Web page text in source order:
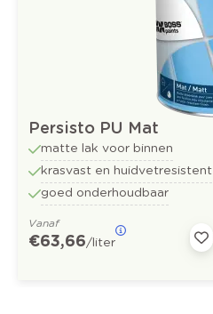
Persisto PU Mat
matte lak voor binnen
krasvast en huidvetresistent
goed onderhoudbaar
Vanaf
€ 63,66/liter